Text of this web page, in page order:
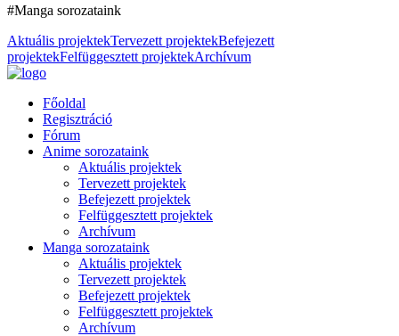
#Manga sorozataink
Aktuális projektekTervezett projektekBefejezett
projektekFelfüggesztett projektekArchívum
Főoldal
Regisztráció
Fórum
Anime sorozataink
Aktuális projektek
Tervezett projektek
Befejezett projektek
Felfüggesztett projektek
Archívum
Manga sorozataink
Aktuális projektek
Tervezett projektek
Befejezett projektek
Felfüggesztett projektek
Archívum